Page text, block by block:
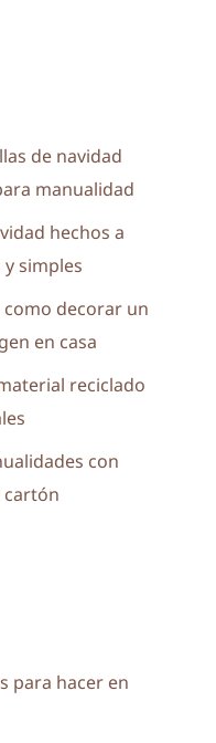
de navidad
manualidad
hechos a
simples
decorar un
en casa
reciclado
con
cartón
para hacer en